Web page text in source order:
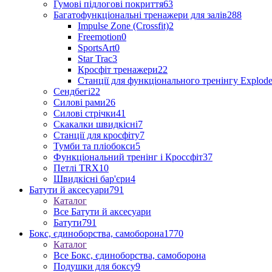
Гумові підлогові покриття63
Багатофункціональні тренажери для залів288
Impulse Zone (Crossfit)2
Freemotion0
SportsArt0
Star Trac3
Кросфіт тренажери22
Станції для функціонального тренінгу Explode
Сендбегі22
Силові рами26
Силові стрічки41
Скакалки швидкісні7
Станції для кросфіту7
Тумби та пліобокси5
Функціональний тренінг і Кроссфіт37
Петлі TRX10
Швидкісні бар'єри4
Батути й аксесуари791
Каталог
Все Батути й аксесуари
Батути791
Бокс, єдиноборства, самоборона1770
Каталог
Все Бокс, єдиноборства, самоборона
Подушки для боксу9